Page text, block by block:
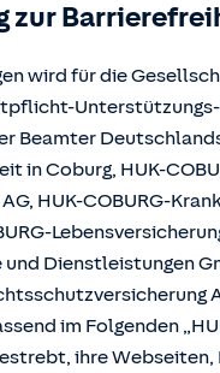
zur
wird für die
Beamter
in Coburg, HUK-
HUK-COBURG-
Dienstleistungen
im Folgenden
ihre